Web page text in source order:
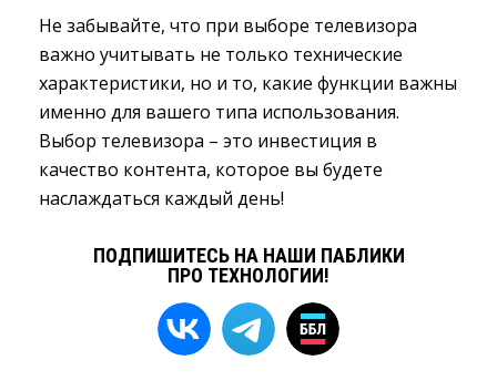
Не забывайте, что при выборе телевизора
важно учитывать не только технические
характеристики, но и то, какие функции важны
именно для вашего типа использования.
Выбор телевизора – это инвестиция в
качество контента, которое вы будете
наслаждаться каждый день!
ПОДПИШИТЕСЬ НА НАШИ ПАБЛИКИ
ПРО ТЕХНОЛОГИИ!